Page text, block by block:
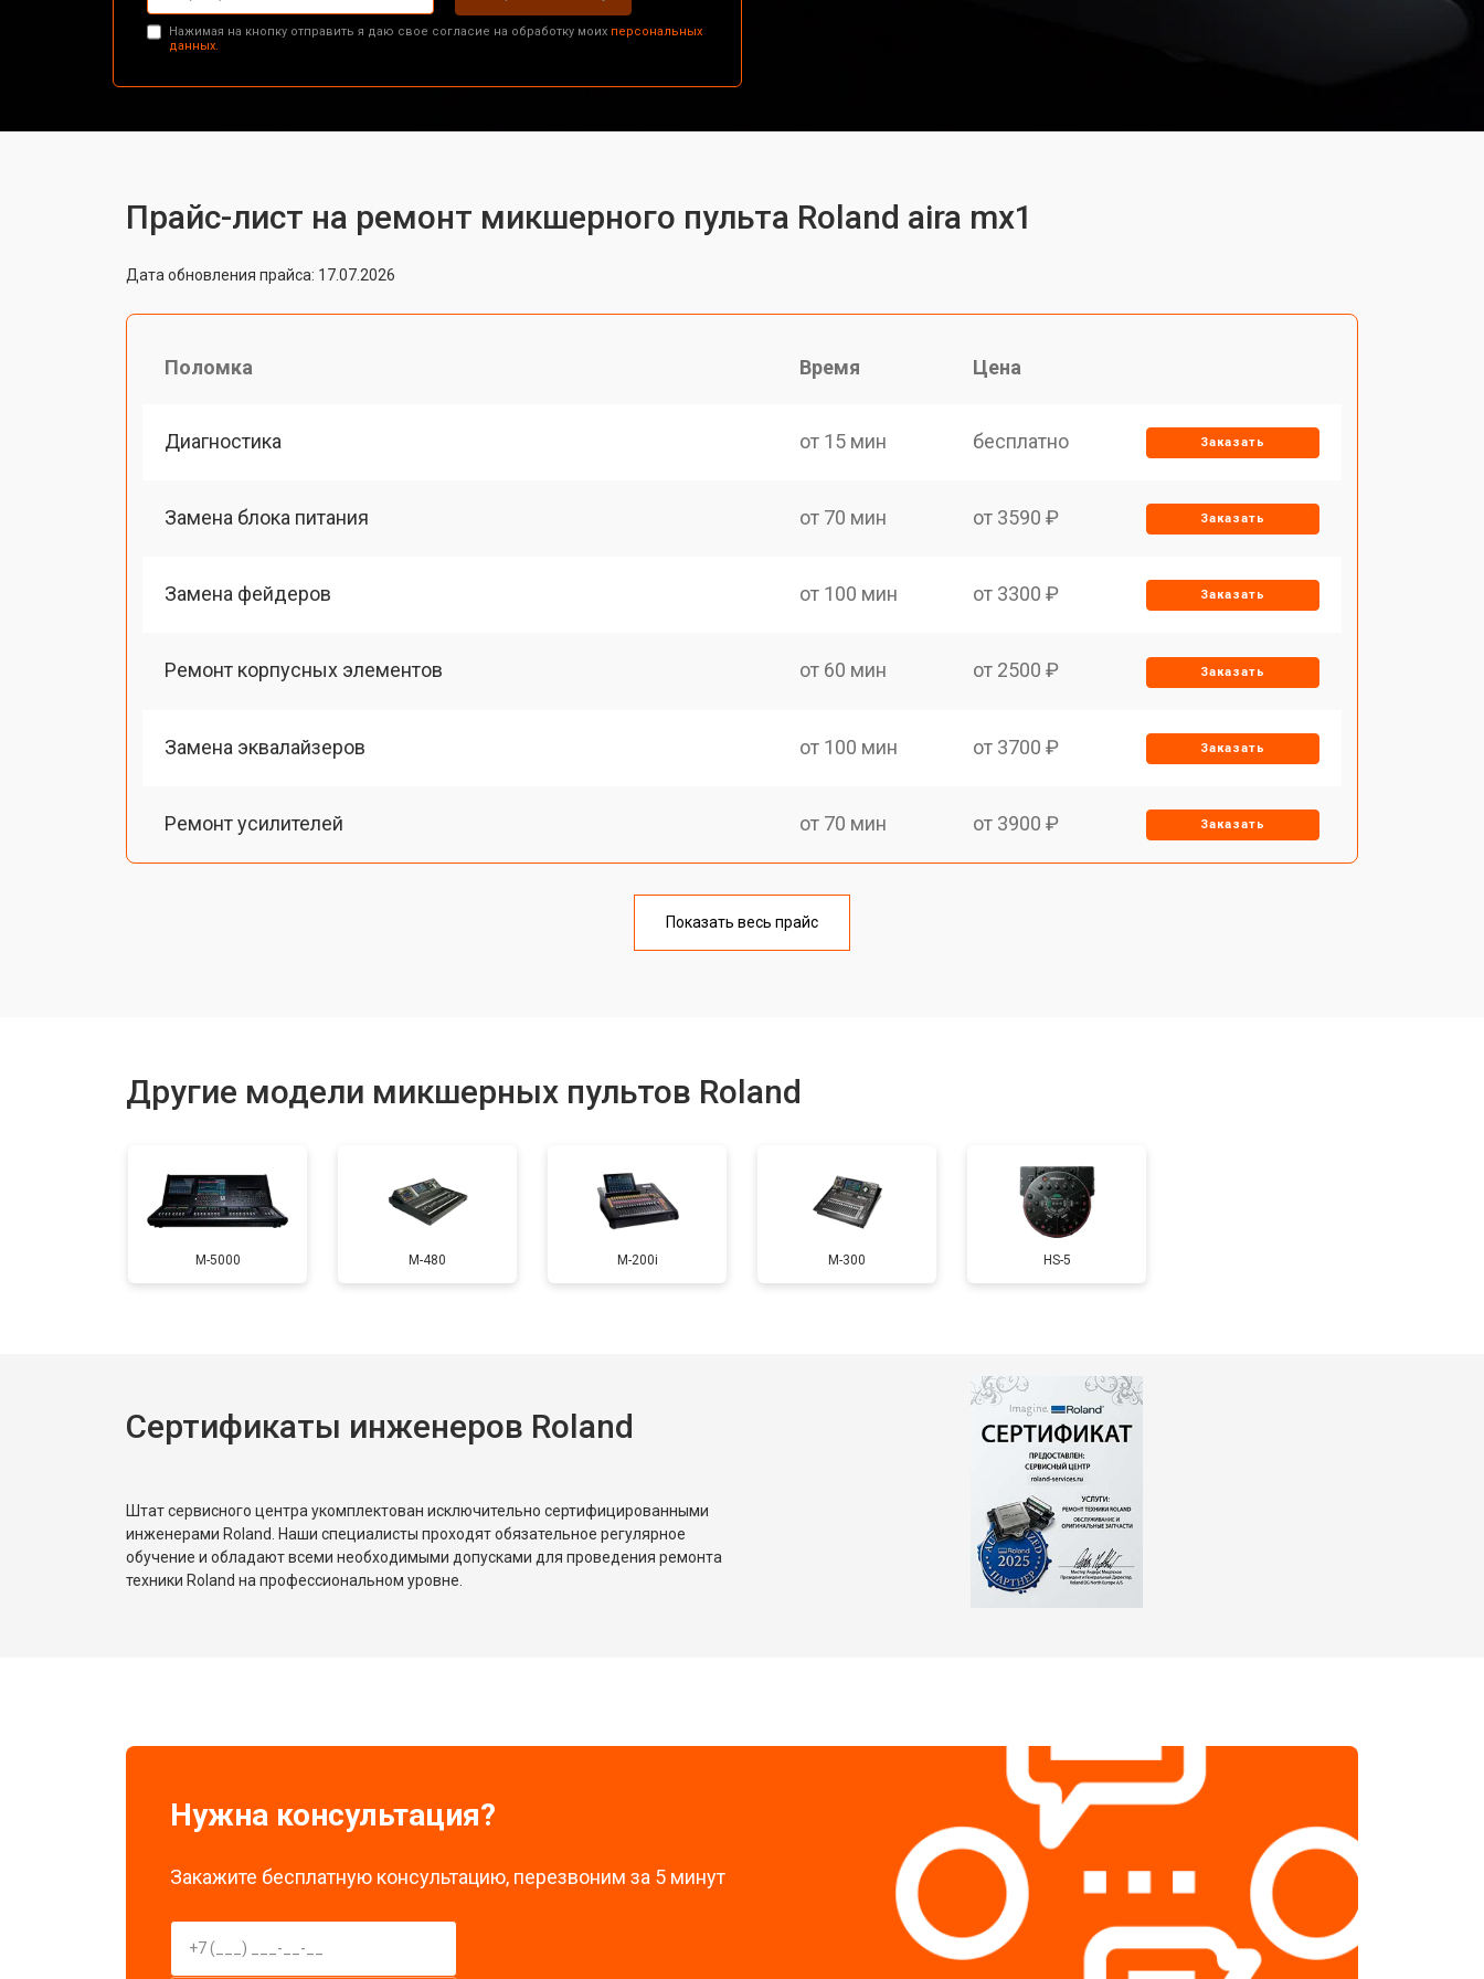
Нажимая на кнопку отправить я даю свое согласие на обработку моих персональных
данных.
Прайс-лист на ремонт микшерного пульта Roland aira mx1
Дата обновления прайса: 17.07.2026
Поломка Время Цена
Диагностика от 15 мин бесплатно Заказать
Замена блока питания от 70 мин от 3590 ₽ Заказать
Замена фейдеров от 100 мин от 3300 ₽ Заказать
Ремонт корпусных элементов от 60 мин от 2500 ₽ Заказать
Замена эквалайзеров от 100 мин от 3700 ₽ Заказать
Ремонт усилителей от 70 мин от 3900 ₽ Заказать
от 90 мин
Показать весь прайс
Другие модели микшерных пультов Roland
M-5000 M-480 M-200i M-300 HS-5
Сертификаты инженеров Roland
Штат сервисного центра укомплектован исключительно сертифицированными
инженерами Roland. Наши специалисты проходят обязательное регулярное
обучение и обладают всеми необходимыми допусками для проведения ремонта
техники Roland на профессиональном уровне.
Нужна консультация?
Закажите бесплатную консультацию, перезвоним за 5 минут